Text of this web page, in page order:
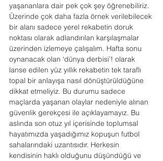
yaşananlara dair pek çok şey öğrenebiliriz.
Üzerinde çok daha fazla örnek verilebilecek
bir alanı sadece yerel rekabetin doruk
noktası olarak adlandırılan karşılaşmalar
üzerinden izlemeye çalışalım. Hafta sonu
oynanacak olan ‘dünya derbisi’! olarak
lanse edilen yüz yıllık rekabetin tek taraflı
topal bir anlayışa nasıl dönüştürüldüğüne
dikkat etmeliyiz. Bu durumu sadece
maçlarda yaşanan olaylar nedeniyle alınan
güvenlik gerekçesi ile açıklayamayız. Bu
aslında son otuz yıl içerisinde toplumsal
hayatımızda yaşadığımız kopuşun futbol
sahalarındaki uzantısıdır. Herkesin
kendisinin haklı olduğunu düşündüğü ve